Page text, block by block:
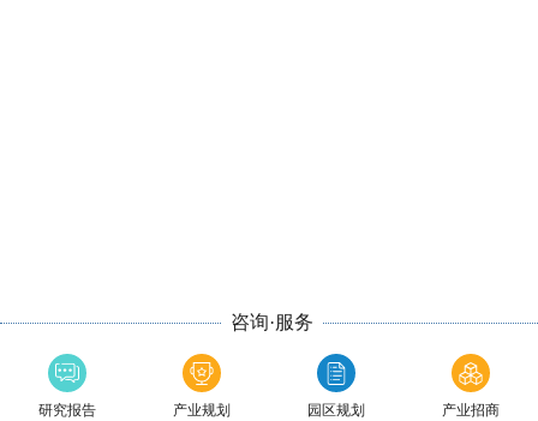
咨询·服务
研究报告 产业规划 园区规划 产业招商